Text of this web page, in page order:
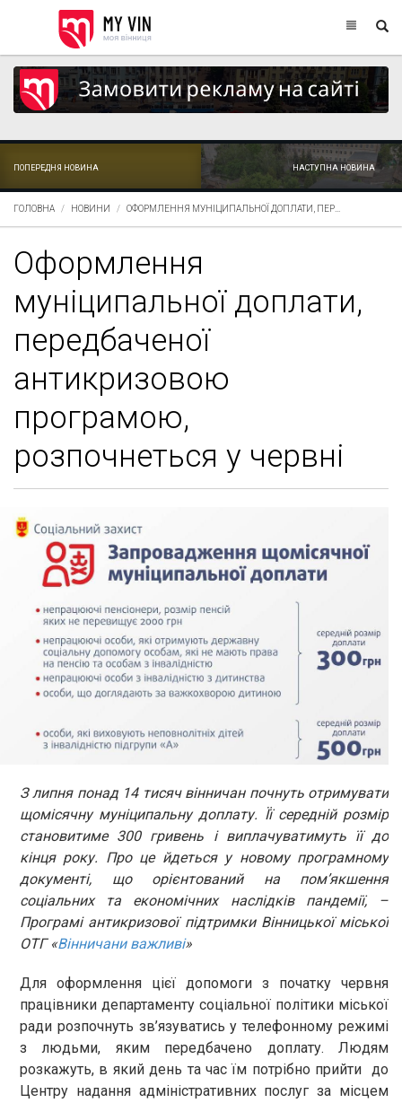
ПОПЕРЕДНЯ НОВИНА НАСТУПНА НОВИНА
ГОЛОВНА НОВИНИ ОФОРМЛЕННЯ МУНІЦИПАЛЬНОЇ ДОПЛАТИ, ПЕР...
Оформлення
муніципальної доплати,
передбаченої
антикризовою
програмою,
розпочнеться у червні
З липня понад 14 тисяч вінничан почнуть отримувати
щомісячну муніципальну доплату. Її середній розмір
становитиме 300 гривень і виплачуватимуть її до
кінця року. Про це йдеться у новому програмному
документі, що орієнтований на пом’якшення
соціальних та економічних наслідків пандемії, –
Програмі антикризової підтримки Вінницької міської
ОТГ «Вінничани важливі»
Для оформлення цієї допомоги з початку червня
працівники департаменту соціальної політики міської
ради розпочнуть зв’язуватись у телефонному режимі
з людьми, яким передбачено доплату. Людям
розкажуть, в який день та час їм потрібно прийти до
Центру надання адміністративних послуг за місцем